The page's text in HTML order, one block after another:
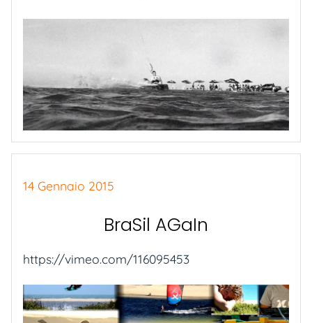
14 Gennaio 2015
BraSil AGaIn
https://vimeo.com/116095453